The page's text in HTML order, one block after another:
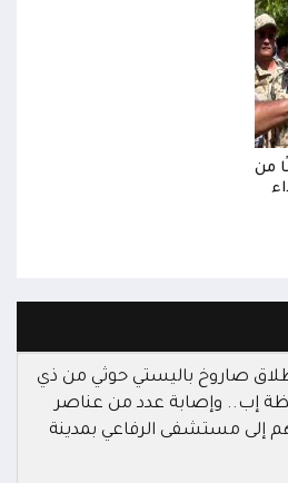
من
صاروخ باليستي حوثي من ذي
إب.. وإصابة عدد من عناصر
إلى مستشفى الرفاعي بمدينة